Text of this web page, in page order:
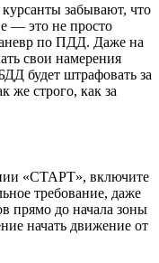
забывают, что
— это не просто
по ПДД. Даже на
свои намерения
будет штрафовать за
же строго, как за
«СТАРТ», включите
требование, даже
прямо до начала зоны
начать движение от